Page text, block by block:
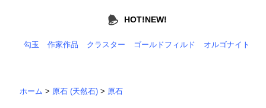
HOT!NEW!
勾玉 作家作品 クラスター ゴールドフィルド オルゴナイト
ホーム > 原石 (天然石) > 原石